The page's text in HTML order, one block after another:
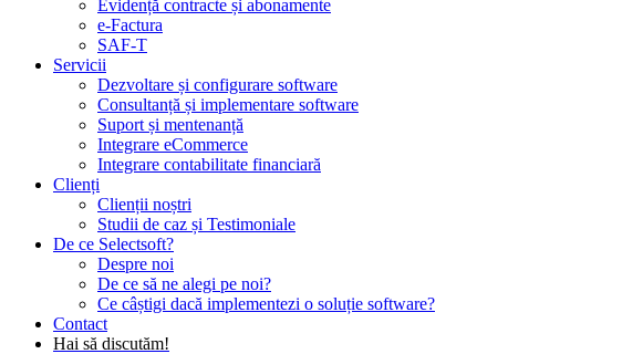
Evidență contracte și abonamente
e-Factura
SAF-T
Servicii
Dezvoltare și configurare software
Consultanță și implementare software
Suport și mentenanță
Integrare eCommerce
Integrare contabilitate financiară
Clienți
Clienții noștri
Studii de caz și Testimoniale
De ce Selectsoft?
Despre noi
De ce să ne alegi pe noi?
Ce câștigi dacă implementezi o soluție software?
Contact
Hai să discutăm!